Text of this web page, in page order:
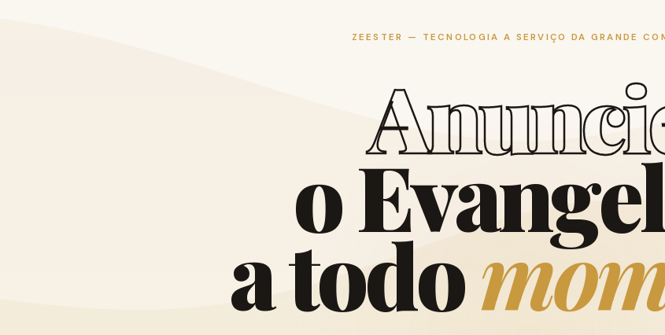
ZEESTER — TECNOLOGIA A SERVIÇO DA GRANDE
Anunci
oEvangel
atodomo